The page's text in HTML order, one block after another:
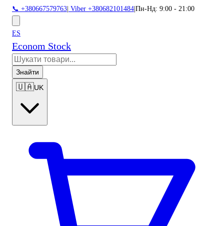
📞 +380667579763 Viber +380682101484 Пн-Нд: 9:00 - 21:00
ES
Econom Stock
Знайти
🇺🇦UK